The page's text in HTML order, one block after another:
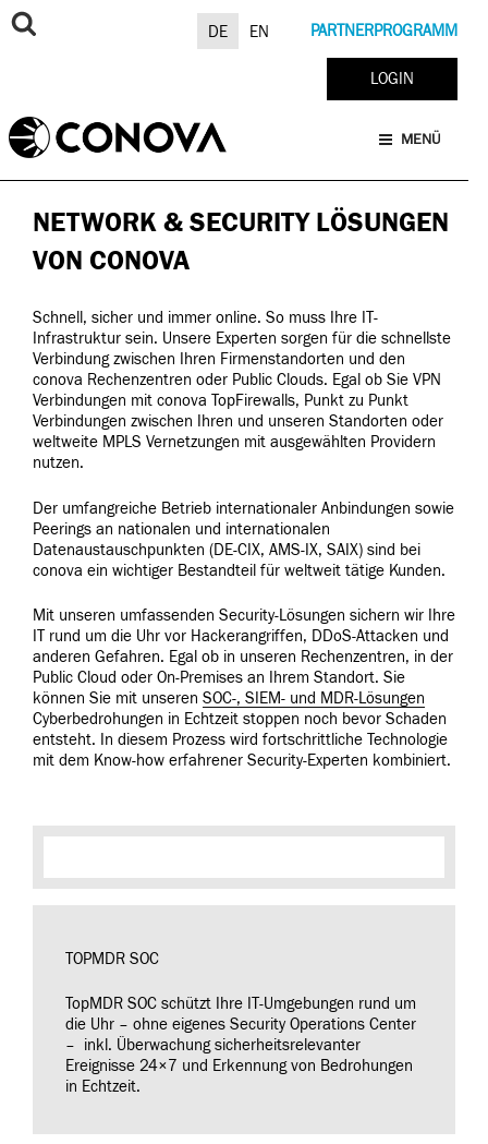
Zum
Inhalt
DE EN PARTNERPROGRAMM
LOGIN
MENÜ
NETWORK & SECURITY LÖSUNGEN
VON CONOVA
Schnell, sicher und immer online. So muss Ihre IT-
Infrastruktur sein. Unsere Experten sorgen für die schnellste
Verbindung zwischen Ihren Firmenstandorten und den
conova Rechenzentren oder Public Clouds. Egal ob Sie VPN
Verbindungen mit conova TopFirewalls, Punkt zu Punkt
Verbindungen zwischen Ihren und unseren Standorten oder
weltweite MPLS Vernetzungen mit ausgewählten Providern
nutzen.
Der umfangreiche Betrieb internationaler Anbindungen sowie
Peerings an nationalen und internationalen
Datenaustauschpunkten (DE-CIX, AMS-IX, SAIX) sind bei
conova ein wichtiger Bestandteil für weltweit tätige Kunden.
Mit unseren umfassenden Security-Lösungen sichern wir Ihre
IT rund um die Uhr vor Hackerangriffen, DDoS-Attacken und
anderen Gefahren. Egal ob in unseren Rechenzentren, in der
Public Cloud oder On-Premises an Ihrem Standort. Sie
können Sie mit unseren SOC-, SIEM- und MDR-Lösungen
Cyberbedrohungen in Echtzeit stoppen noch bevor Schaden
entsteht. In diesem Prozess wird fortschrittliche Technologie
mit dem Know-how erfahrener Security-Experten kombiniert.
TOPMDR SOC
TopMDR SOC schützt Ihre IT-Umgebungen rund um
die Uhr – ohne eigenes Security Operations Center
– inkl. Überwachung sicherheitsrelevanter
Ereignisse 24×7 und Erkennung von Bedrohungen
in Echtzeit.